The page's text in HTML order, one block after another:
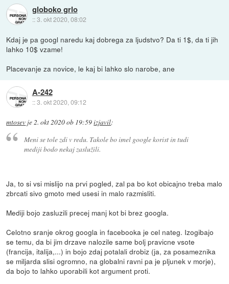
globoko grlo
::3. okt 2020, 08:02
Kdaj je pa googl naredu kaj dobrega za ljudstvo? Da ti 1$, da ti jih
lahko 10$ vzame!
Placevanje za novice, le kaj bi lahko slo narobe, ane
A-242
::3. okt 2020, 09:12
mtosev je2. okt 2020 ob 19:59izjavil:
Meni se tole zdi v redu. Takole bo imel google korist in tudi
mediji bodo nekaj zaslužili.
Ja, to si vsi mislijo na prvi pogled, zal pa bo kot obicajno treba malo
zbrcati sivo gmoto med usesi in malo razmisliti.
Mediji bojo zasluzili precej manj kot bi brez googla.
Celotno sranje okrog googla in facebooka je cel nateg. Izogibajo
se temu, da bi jim drzave nalozile same bolj pravicne vsote
(francija, italija,...) in bojo zdaj potalali drobiz (ja, za posameznika
se miljarda slisi ogromno, na globalni ravni pa je pljunek v morje),
da bojo to lahko uporabili kot argument proti.